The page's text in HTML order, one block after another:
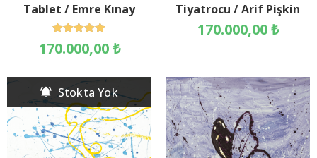
Tablet / Emre Kınay
170.000,00₺
5 üzerinden
5.00oy aldı
Tiyatrocu / Arif Pişkin
170.000,00₺
Stokta Yok